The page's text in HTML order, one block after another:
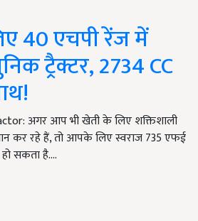
40 एचपी रेंज में
ट्रैक्टर, 2734 CC
अगर आप भी खेती के लिए शक्तिशाली
कर रहे हैं, तो आपके लिए स्वराज 735 एफई
सकता है.…